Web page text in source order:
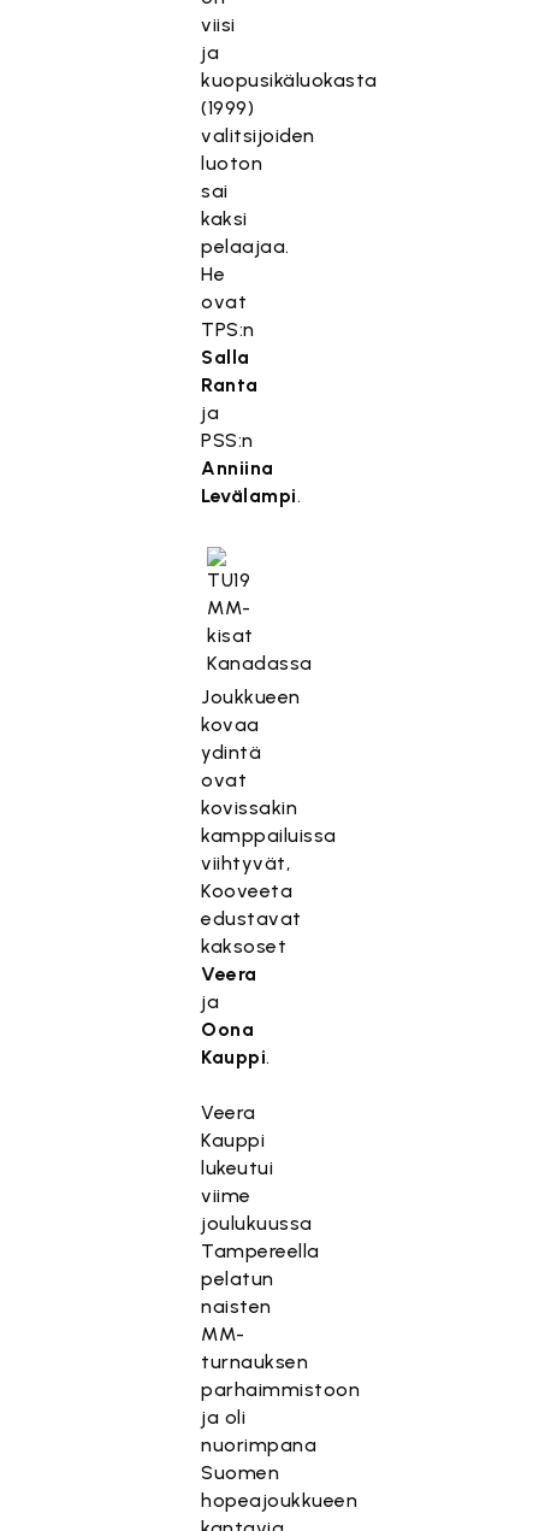
viisi
ja
kuopusikäluokasta
(1999)
valitsijoiden
luoton
sai
kaksi
pelaajaa.
He
ovat
TPS:n
Salla
Ranta
ja
PSS:n
Anniina
Levälampi.
Joukkueen
kovaa
ydintä
ovat
kovissakin
kamppailuissa
viihtyvät,
Kooveeta
edustavat
kaksoset
Veera
ja
Oona
Kauppi.
Veera
Kauppi
lukeutui
viime
joulukuussa
Tampereella
pelatun
naisten
MM-
turnauksen
parhaimmistoon
ja oli
nuorimpana
Suomen
hopeajoukkueen